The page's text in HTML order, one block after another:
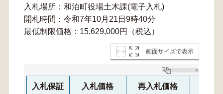
入札場所：和泊町役場土木課(電子入札)
開札時間：令和7年10月21日9時40分
最低制限価格：15,629,000円（税込）
画面サイズで表示
入札保証
入札価格
再入札価格